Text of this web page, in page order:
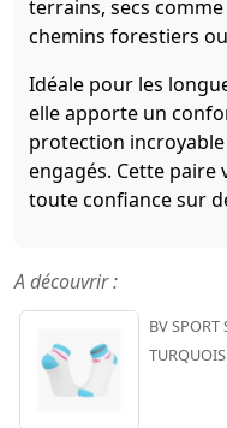
terrains, secs
chemins forestiers
Idéale pour les
elle apporte un
protection
engagés. Cette
toute confiance sur
A découvrir :
BV SPORT